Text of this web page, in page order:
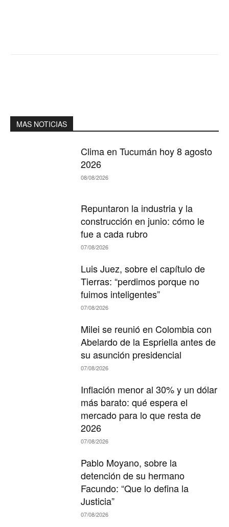
MAS NOTICIAS
Clima en Tucumán hoy 8 agosto
2026
08/08/2026
Repuntaron la industria y la
construcción en junio: cómo le
fue a cada rubro
07/08/2026
Luis Juez, sobre el capítulo de
Tierras: “perdimos porque no
fuimos inteligentes”
07/08/2026
Milei se reunió en Colombia con
Abelardo de la Espriella antes de
su asunción presidencial
07/08/2026
Inflación menor al 30% y un dólar
más barato: qué espera el
mercado para lo que resta de
2026
07/08/2026
Pablo Moyano, sobre la
detención de su hermano
Facundo: “Que lo defina la
Justicia”
07/08/2026